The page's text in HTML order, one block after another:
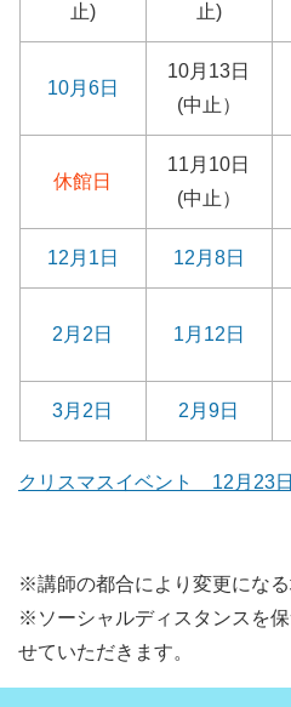
止)
止)
10月6日
10月13日
(中止）
休館日
11月10日
(中止）
12月1日 12月8日
2月2日 1月12日
3月2日 2月9日
クリスマスイベント 12月23日
※講師の都合により変更になる
※ソーシャルディスタンスを
せていただきます。